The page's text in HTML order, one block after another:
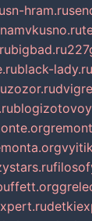
sn-hram.ru
bigbad.ru
black-lady.ru
zozor.ru